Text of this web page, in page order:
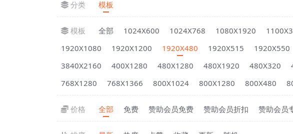
分类 模板
模板 全部 1024X600 1024X768 1080X1920
1920X1080
1920X1200 1920X480 1920X515 1920X550
3840X2160
400X1280 480X1280 480X1920 480X320
768X1280
768X1366 800X1024 800X1280 800X480
价格 全部 免费 赞助会员免费 赞助会员折扣 赞助会员